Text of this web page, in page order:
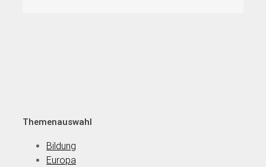
Themenauswahl
Bildung
Europa